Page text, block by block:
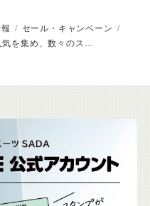
ージセール・キャンペーン
「ボールは友達」世界中で人気を集め、数々のスター選手に愛された超ヒット作がスーツの裏地に！